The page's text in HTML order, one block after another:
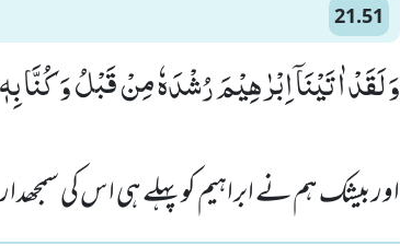
21.51
وَ لَقَدْ اٰتَیْنَاۤ اِبْرٰهِیْمَ رُشْدَهٗ مِنْ قَبْلُ وَ كُنَّا بِهٖ
اور بیشک ہم نے ابراہیم کو پہلے ہی اس کی